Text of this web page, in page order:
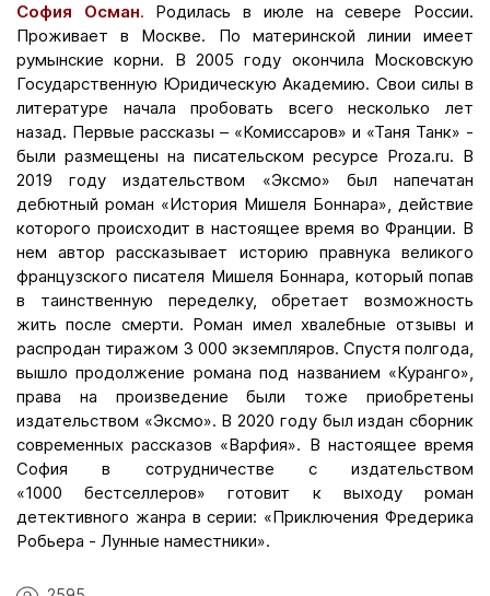
София Осман. Родилась в июле на севере России.
Проживает в Москве. По материнской линии имеет
румынские корни. В 2005 году окончила Московскую
Государственную Юридическую Академию. Свои силы в
литературе начала пробовать всего несколько лет
назад. Первые рассказы – «Комиссаров» и «Таня Танк» -
были размещены на писательском ресурсе Proza.ru. В
2019 году издательством «Эксмо» был напечатан
дебютный роман «История Мишеля Боннара», действие
которого происходит в настоящее время во Франции. В
нем автор рассказывает историю правнука великого
французского писателя Мишеля Боннара, который попав
в таинственную переделку, обретает возможность
жить после смерти. Роман имел хвалебные отзывы и
распродан тиражом 3 000 экземпляров. Спустя полгода,
вышло продолжение романа под названием «Куранго»,
права на произведение были тоже приобретены
издательством «Эксмо». В 2020 году был издан сборник
современных рассказов «Варфия». В настоящее время
София в сотрудничестве с издательством
«1000 бестселлеров» готовит к выходу роман
детективного жанра в серии: «Приключения Фредерика
Робьера - Лунные наместники».